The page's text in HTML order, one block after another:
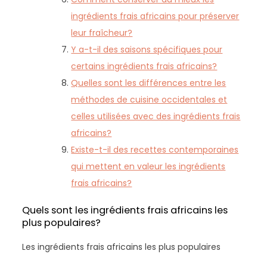
ingrédients frais africains pour préserver
leur fraîcheur?
Y a-t-il des saisons spécifiques pour
certains ingrédients frais africains?
Quelles sont les différences entre les
méthodes de cuisine occidentales et
celles utilisées avec des ingrédients frais
africains?
Existe-t-il des recettes contemporaines
qui mettent en valeur les ingrédients
frais africains?
Quels sont les ingrédients frais africains les
plus populaires?
Les ingrédients frais africains les plus populaires